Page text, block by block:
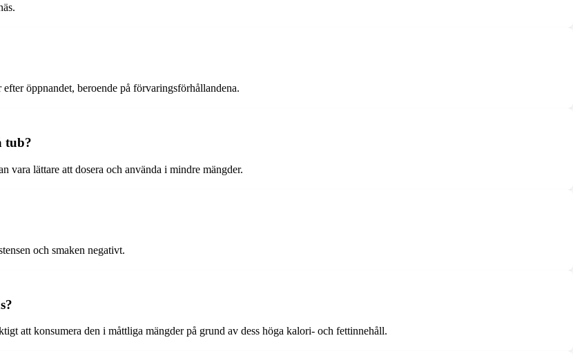
öppnandet, beroende på förvaringsförhållandena.
tub?
vara lättare att dosera och använda i mindre mängder.
och smaken negativt.
att konsumera den i måttliga mängder på grund av dess höga kalori- och fettinnehåll.